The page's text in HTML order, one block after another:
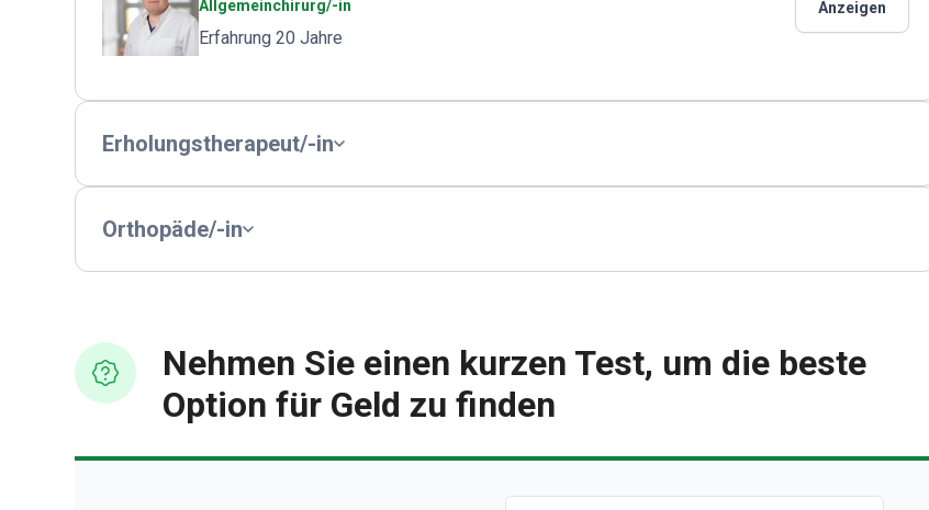
Allgemeinchirurg/-in
Erfahrung 20 Jahre
Anzeigen
Erholungstherapeut/-in
Orthopäde/-in
Nehmen Sie einen kurzen Test, um die beste
Option für Geld zu finden